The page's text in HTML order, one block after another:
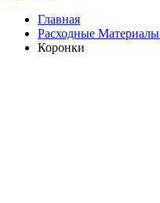
Главная
Расходные Материалы
Коронки